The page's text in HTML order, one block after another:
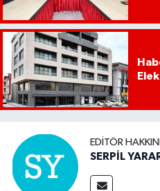
EDITÖR
SERPİL